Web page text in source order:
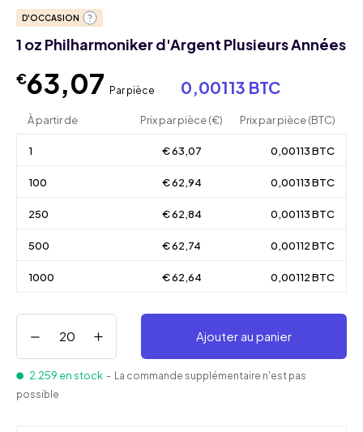
D'OCCASION
1 oz Philharmoniker d'Argent Plusieurs Années
€63,07 Par pièce 0,00113 BTC
À partir de Prix par pièce (€) Prix par pièce (BTC)
1 € 63,07 0,00113 BTC
100 € 62,94 0,00113 BTC
250 € 62,84 0,00113 BTC
500 € 62,74 0,00112 BTC
1000 € 62,64 0,00112 BTC
Ajouter au panier
2.259 en stock - La commande supplémentaire n'est pas
possible